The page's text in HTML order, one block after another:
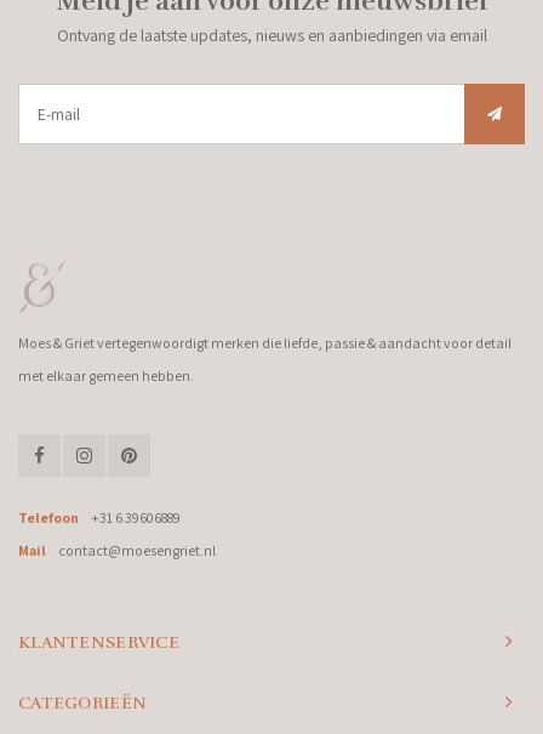
Ontvang de laatste updates, nieuws en aanbiedingen via email
Moes & Griet vertegenwoordigt merken die liefde, passie & aandacht voor detail
met elkaar gemeen hebben.
Telefoon
+31 6 39606889
Mail
contact@moesengriet.nl
KLANTENSERVICE
CATEGORIEËN